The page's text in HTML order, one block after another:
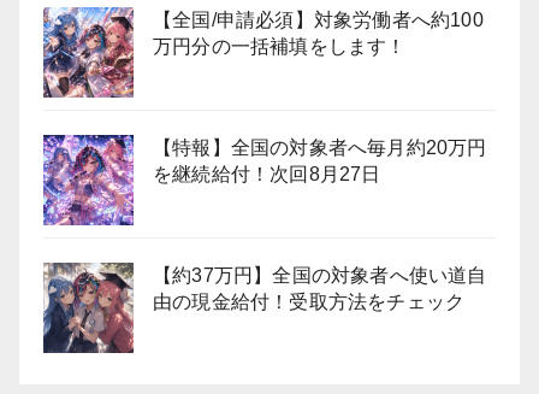
【全国/申請必須】対象労働者へ約100
万円分の一括補填をします！
【特報】全国の対象者へ毎月約20万円
を継続給付！次回8月27日
【約37万円】全国の対象者へ使い道自
由の現金給付！受取方法をチェック